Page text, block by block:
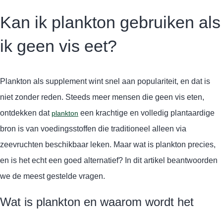
Kan ik plankton gebruiken als
ik geen vis eet?
Plankton als supplement wint snel aan populariteit, en dat is
niet zonder reden. Steeds meer mensen die geen vis eten,
ontdekken dat plankton een krachtige en volledig plantaardige
bron is van voedingsstoffen die traditioneel alleen via
zeevruchten beschikbaar leken. Maar wat is plankton precies,
en is het echt een goed alternatief? In dit artikel beantwoorden
we de meest gestelde vragen.
Wat is plankton en waarom wordt het